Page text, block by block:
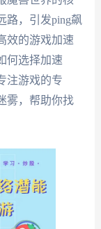
路，引发ping飙
效的游戏加速
何选择加速
注游戏的专
雾，帮助你找